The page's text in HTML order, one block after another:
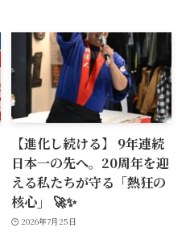
【進化し続ける】 9年連続
日本一の先へ。20周年を迎
える私たちが守る「熱狂の
核心」 🚀✨
2026年7月25日